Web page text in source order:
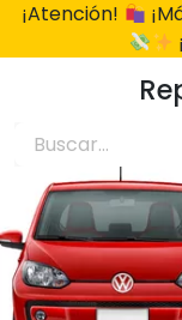
¡Atención!